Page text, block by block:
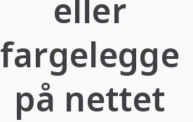
eller
fargelegge
på nettet